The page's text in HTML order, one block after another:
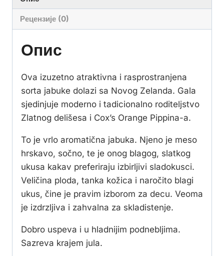
Рецензије (0)
Опис
Ova izuzetno atraktivna i rasprostranjena
sorta jabuke dolazi sa Novog Zelanda. Gala
sjedinjuje moderno i tadicionalno roditeljstvo
Zlatnog delišesa i Cox’s Orange Pippina-a.
To je vrlo aromatična jabuka. Njeno je meso
hrskavo, sočno, te je onog blagog, slatkog
ukusa kakav preferiraju izbirljivi sladokusci.
Veličina ploda, tanka kožica i naročito blagi
ukus, čine je pravim izborom za decu. Veoma
je izdrzljiva i zahvalna za skladistenje.
Dobro uspeva i u hladnijim podnebljima.
Sazreva krajem jula.